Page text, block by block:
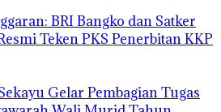
BRI Bangko dan Satker
Teken PKS Penerbitan KKP
Gelar Pembagian Tugas